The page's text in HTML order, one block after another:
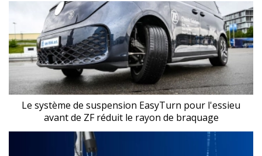
Le système de suspension EasyTurn pour l'essieu
avant de ZF réduit le rayon de braquage